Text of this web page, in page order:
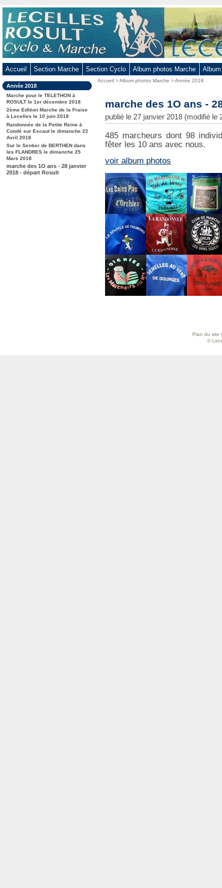
Aller
au
contenu
-
Aller
menu
principal
-
Aller
à
la
recherche
Accueil Section Marche Section Cyclo Album photos Marche
Dans
la
rubrique
:
Année 2018
Marche pour le TELETHON à
ROSULT le 1er décembre 2018
2ème Edition Marche de la Fraise
à Lecelles le 10 juin 2018
Randonnée de la Petite Reine à
Condé sur Escaut le dimanche 22
Avril 2018
Sur le Sentier de BERTHEN dans
les FLANDRES le dimanche 25
Mars 2018
marche des 1O ans - 28 janvier
2018 - départ Rosult
Vous
Accueil >Album photos Marche >Année 2018
marche des 1O ans -
publié le 27 janvier 2018 (modifié le
Contenu
485 marcheurs dont 98
fêter les 10 ans avec nous.
voir album photos
Plan du site
©